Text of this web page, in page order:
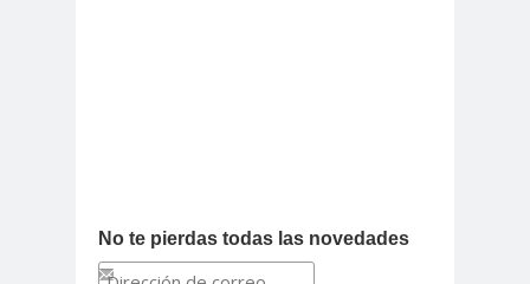
No te pierdas todas las novedades